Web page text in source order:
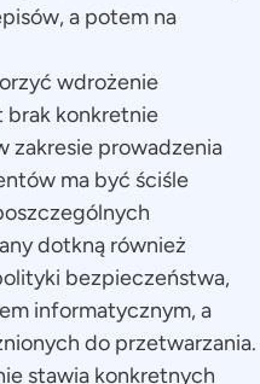
a potem na
wdrożenie
brak konkretnie
zakresie prowadzenia
ma być ściśle
dotkną również
bezpieczeństwa,
informatycznym, a
do przetwarzania.
stawia konkretnych